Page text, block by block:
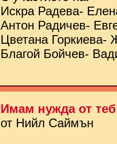
Искра Радева-
Антон Радичев-
Цветана Горкиева-
Благой Бойчев-
Имам нужда от теб
от Нийл Саймън